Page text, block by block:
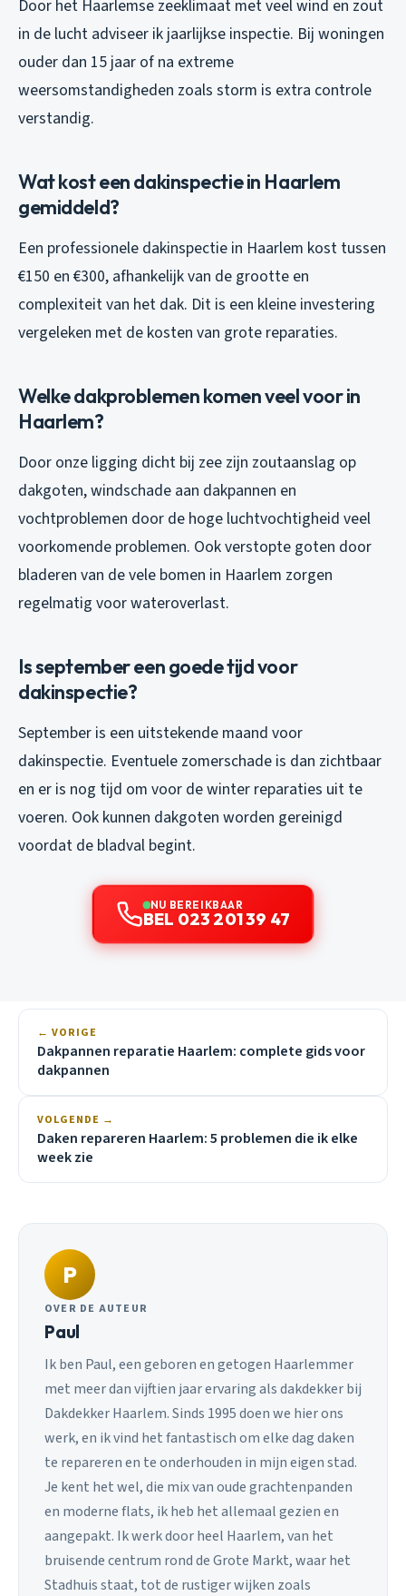
Door het Haarlemse zeeklimaat met veel wind en zout
in de lucht adviseer ik jaarlijkse inspectie. Bij woningen
ouder dan 15 jaar of na extreme
weersomstandigheden zoals storm is extra controle
verstandig.
Wat kost een dakinspectie in Haarlem
gemiddeld?
Een professionele dakinspectie in Haarlem kost tussen
€150 en €300, afhankelijk van de grootte en
complexiteit van het dak. Dit is een kleine investering
vergeleken met de kosten van grote reparaties.
Welke dakproblemen komen veel voor in
Haarlem?
Door onze ligging dicht bij zee zijn zoutaanslag op
dakgoten, windschade aan dakpannen en
vochtproblemen door de hoge luchtvochtigheid veel
voorkomende problemen. Ook verstopte goten door
bladeren van de vele bomen in Haarlem zorgen
regelmatig voor wateroverlast.
Is september een goede tijd voor
dakinspectie?
September is een uitstekende maand voor
dakinspectie. Eventuele zomerschade is dan zichtbaar
en er is nog tijd om voor de winter reparaties uit te
voeren. Ook kunnen dakgoten worden gereinigd
voordat de bladval begint.
NU BEREIKBAAR
BEL 023 201 39 47
← VORIGE
Dakpannen reparatie Haarlem: complete gids voor
dakpannen
VOLGENDE →
Daken repareren Haarlem: 5 problemen die ik elke
week zie
P
OVER DE AUTEUR
Paul
Ik ben Paul, een geboren en getogen Haarlemmer
met meer dan vijftien jaar ervaring als dakdekker bij
Dakdekker Haarlem. Sinds 1995 doen we hier ons
werk, en ik vind het fantastisch om elke dag daken
te repareren en te onderhouden in mijn eigen stad.
Je kent het wel, die mix van oude grachtenpanden
en moderne flats, ik heb het allemaal gezien en
aangepakt. Ik werk door heel Haarlem, van het
bruisende centrum rond de Grote Markt, waar het
Stadhuis staat, tot de rustiger wijken zoals